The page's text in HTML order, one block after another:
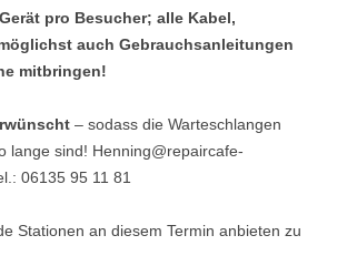
pro Besucher; alle Kabel,
auch Gebrauchsanleitungen
mitbringen!
– sodass die Warteschlangen
lange sind! Henning@repaircafe-
06135 95 11 81
Stationen an diesem Termin anbieten zu